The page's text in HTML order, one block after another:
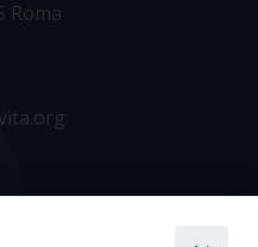
Roma